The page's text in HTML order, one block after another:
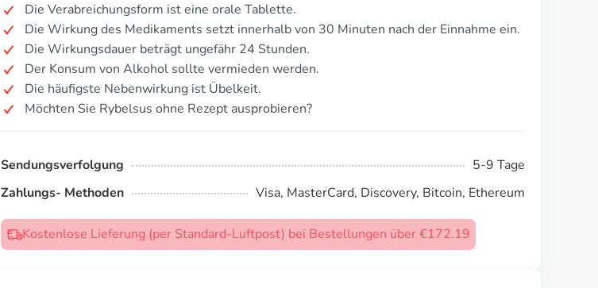
Die Verabreichungsform ist eine orale Tablette.
Die Wirkung des Medikaments setzt innerhalb von 30 Minuten nach der Einnahme ein.
Die Wirkungsdauer beträgt ungefähr 24 Stunden.
Der Konsum von Alkohol sollte vermieden werden.
Die häufigste Nebenwirkung ist Übelkeit.
Möchten Sie Rybelsus ohne Rezept ausprobieren?
Sendungsverfolgung
5-9 Tage
Zahlungs- Methoden
Visa, MasterCard, Discovery, Bitcoin, Ethereum
Kostenlose Lieferung (per Standard-Luftpost) bei Bestellungen über €172.19